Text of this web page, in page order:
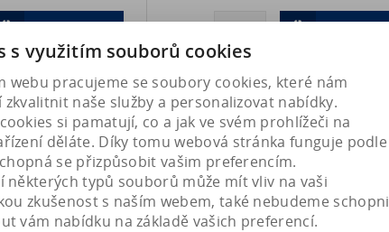
Náš TIP
s využitím souborů cookies
webu pracujeme se soubory cookies, které nám
zkvalitnit naše služby a personalizovat nabídky.
si pamatují, co a jak ve svém prohlížeči na
děláte. Díky tomu webová stránka funguje podle
se přizpůsobit vašim preferencím.
některých typů souborů může mít vliv na vaši
zkušenost s naším webem, také nebudeme schopni
vám nabídku na základě vašich preferencí.